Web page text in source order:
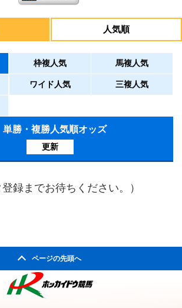
人気順
枠複人気 馬複人気
ワイド人気 三複人気
勝・複勝人気順オッズ
更新
登録までお待ちください。）
ページの先頭へ